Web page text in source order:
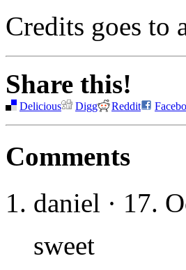
Credits goes to
Share this!
Delicious Digg Reddit
Comments
daniel · 17.
sweet